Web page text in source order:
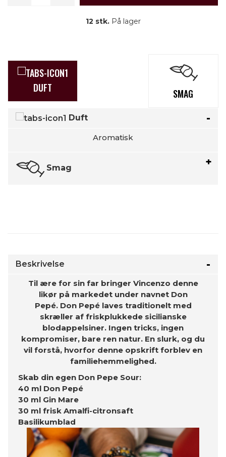
12 stk.På lager
DUFT SMAG
Duft
Aromatisk
Smag
Beskrivelse
Til ære for sin far bringer Vincenzo denne
likør på markedet under navnet Don
Pepé.Don Pepé laves traditionelt med
skræller af friskplukkede sicilianske
blodappelsiner. Ingen tricks, ingen
kompromiser, bare ren natur. En slurk, og du
vil forstå, hvorfor denne opskrift forblev en
familiehemmelighed.
Skab din egen Don Pepe Sour:
40 ml Don Pepé
30 ml Gin Mare
30 ml frisk Amalfi-citronsaft
Basilikumblad